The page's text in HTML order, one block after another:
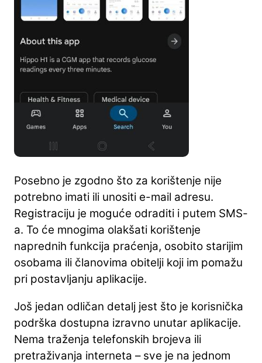
Posebno je zgodno što za korištenje nije
potrebno imati ili unositi e-mail adresu.
Registraciju je moguće odraditi i putem SMS-
a. To će mnogima olakšati korištenje
naprednih funkcija praćenja, osobito starijim
osobama ili članovima obitelji koji im pomažu
pri postavljanju aplikacije.
Još jedan odličan detalj jest što je korisnička
podrška dostupna izravno unutar aplikacije.
Nema traženja telefonskih brojeva ili
pretraživanja interneta – sve je na jednom